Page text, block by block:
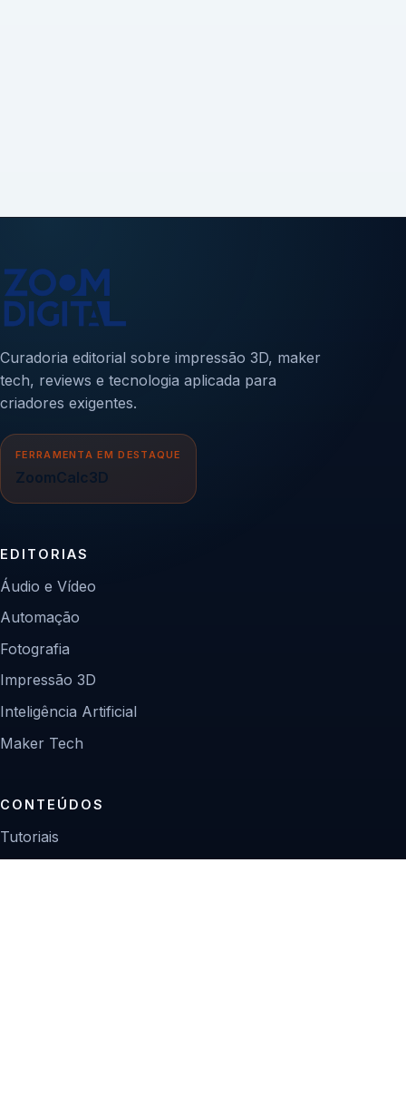
Curadoria editorial sobre impressão 3D, maker
tech, reviews e tecnologia aplicada para
criadores exigentes.
FERRAMENTA EM DESTAQUE
ZoomCalc3D
EDITORIAS
Áudio e Vídeo
Automação
Fotografia
Impressão 3D
Inteligência Artificial
Maker Tech
CONTEÚDOS
Tutoriais